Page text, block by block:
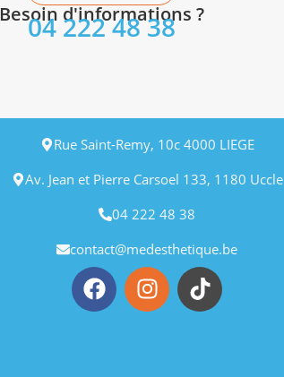
Besoin d'informations ?
04 222 48 38
Rue Saint-Remy, 10c 4000 LIEGE
Av. Jean et Pierre Carsoel 133, 1180 Uccle
04 222 48 38
contact@medesthetique.be